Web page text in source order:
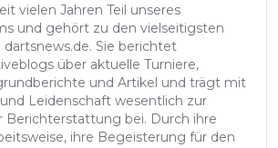
vielen Jahren Teil unseres
und gehört zu den vielseitigsten
Sie berichtet
über aktuelle Turniere,
und Artikel und trägt mit
Leidenschaft wesentlich zur
Berichterstattung bei. Durch ihre
ihre Begeisterung für den